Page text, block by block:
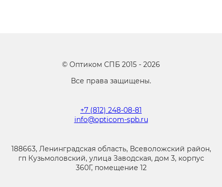
© Оптиком СПБ 2015 - 2026
Все права защищены.
+7 (812) 248-08-81
info@opticom-spb.ru
188663, Ленинградская область, Всеволожский район,
гп Кузьмоловский, улица Заводская, дом 3, корпус
360Г, помещение 12